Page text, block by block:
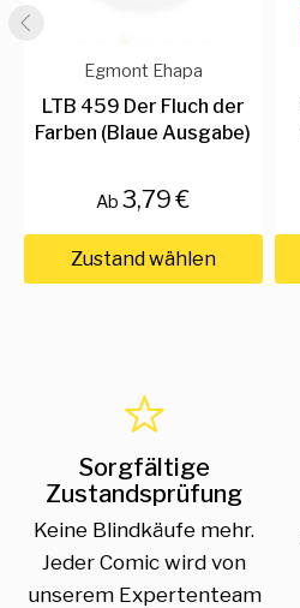
Egmont Ehapa
LTB 459 Der Fluch der
Farben (Blaue Ausgabe)
Ab 3,79 €
Zustand wählen
Sorgfältige
Zustandsprüfung
Keine Blindkäufe mehr.
Jeder Comic wird von
unserem Expertenteam